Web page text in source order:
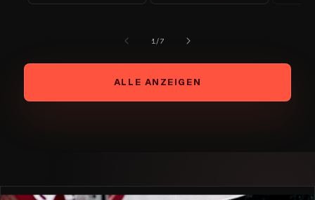
1/von
7
ALLE ANZEIGEN